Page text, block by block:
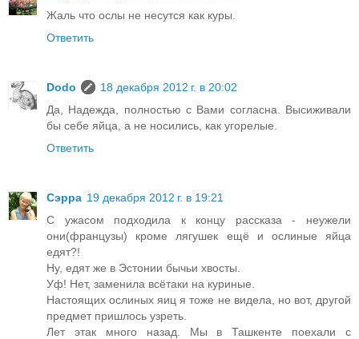
Жаль что ослы не несутся как куры.
Ответить
Dodo
18 декабря 2012 г. в 20:02
Да, Надежда, полностью с Вами согласна. Высиживали
бы себе яйца, а не носились, как угорелые.
Ответить
Сэрра 19 декабря 2012 г. в 19:21
С ужасом подходила к концу рассказа - неужели
они(французы) кроме лягушек ещё и ослиные яйца
едят?!
Ну, едят же в Эстонии бычьи хвосты.
Уф! Нет, заменила всётаки на куриные.
Настоящих ослиных яиц я тоже не видела, но вот, другой
предмет пришлось узреть.
Лет этак много назад. Мы в Ташкенте поехали с